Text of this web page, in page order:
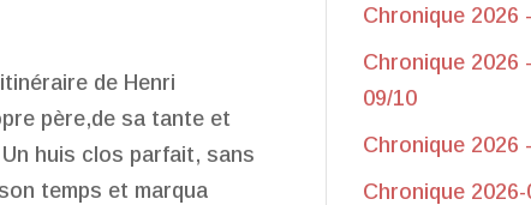
de Henri
père,de sa tante et
huis clos parfait, sans
temps et marqua
Chronique 2026
Chronique 2026
09/10
Chronique 2026
Chronique 2026-